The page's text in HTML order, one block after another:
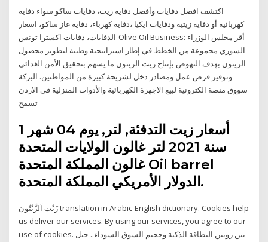
اكتشف افضل دفايات وأفضل دفاية زيت، دفايات ساكو سواء دفاية
كهربائية أو دفاية زيتية ودفايات ايكيا ،دفاية كهرباء، دفاية غاز ساكو، اسعار
الدفايات، دفايات اكسترا تونس-Olive Oil Business: أقر مجلس الوزراء
السوري مجموعة من الخطط في إطار استراتيجية وطنية لتطوير محصول
الزيتون بهدف النهوض بإنتاج زيت الزيتون ما يسهم بتحقيق الأمن الغذائي
وتوفير فرص عمل ومصادر دخل لشريحة كبيرة من المواطنين. البركة
سووق منصة الكترونية لبيع الاجهزة الكهربائية والأدوات المنزلية في الاردن
تسمح
أسعار زيت التدفئة, لتر, يوم 04 شهر 1
سنة 2021 لتر غالون الولايات المتحدة
غالون المملكة المتحدة Oil barrel
الدولار الأمريكي المملكة المتحدة.
زَيْت اَلزَّيْتُون translation in Arabic-English dictionary. Cookies help
us deliver our services. By using our services, you agree to our
use of cookies. بين روتين البطاقة الذكية وجحيم السوق السوداء.. جيل